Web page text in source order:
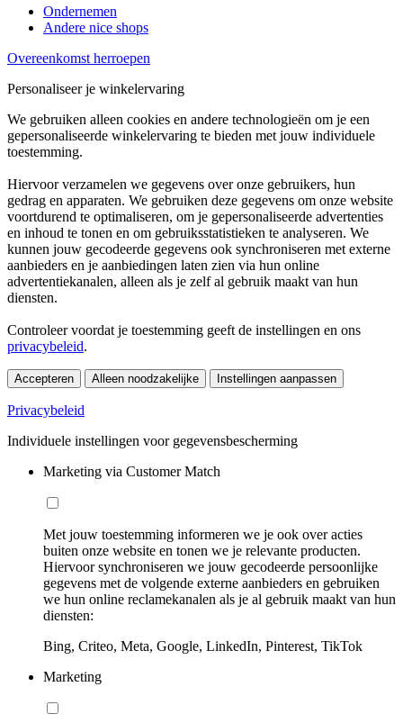
Ondernemen
Andere nice shops
Overeenkomst herroepen
Personaliseer je winkelervaring
We gebruiken alleen cookies en andere technologieën om je een
gepersonaliseerde winkelervaring te bieden met jouw individuele
toestemming.
Hiervoor verzamelen we gegevens over onze gebruikers, hun
gedrag en apparaten. We gebruiken deze gegevens om onze website
voortdurend te optimaliseren, om je gepersonaliseerde advertenties
en inhoud te tonen en om gebruiksstatistieken te analyseren. We
kunnen jouw gecodeerde gegevens ook synchroniseren met externe
aanbieders en je aanbiedingen laten zien via hun online
advertentiekanalen, alleen als je zelf al gebruik maakt van hun
diensten.
Controleer voordat je toestemming geeft de instellingen en ons
privacybeleid.
Accepteren Alleen noodzakelijke Instellingen aanpassen
Privacybeleid
Individuele instellingen voor gegevensbescherming
Marketing via Customer Match
Met jouw toestemming informeren we je ook over acties
buiten onze website en tonen we je relevante producten.
Hiervoor synchroniseren we jouw gecodeerde persoonlijke
gegevens met de volgende externe aanbieders en gebruiken
we hun online reclamekanalen als je al gebruik maakt van hun
diensten:
Bing, Criteo, Meta, Google, LinkedIn, Pinterest, TikTok
Marketing